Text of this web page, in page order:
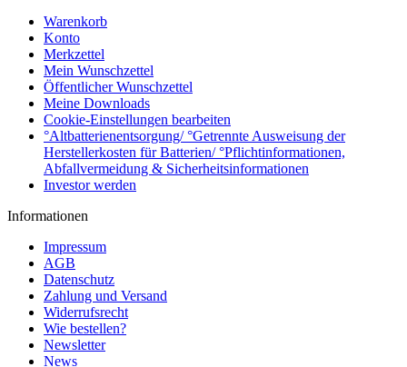
Warenkorb
Konto
Merkzettel
Mein Wunschzettel
Öffentlicher Wunschzettel
Meine Downloads
Cookie-Einstellungen bearbeiten
°Altbatterienentsorgung/ °Getrennte Ausweisung der
Herstellerkosten für Batterien/ °Pflichtinformationen,
Abfallvermeidung & Sicherheitsinformationen
Investor werden
Informationen
Impressum
AGB
Datenschutz
Zahlung und Versand
Widerrufsrecht
Wie bestellen?
Newsletter
News